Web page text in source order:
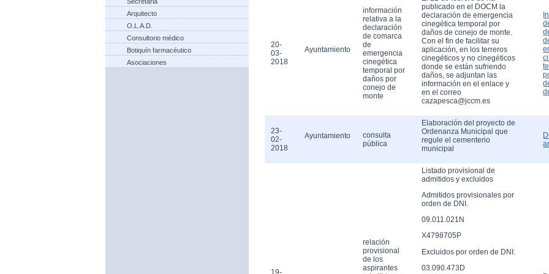
Arquitecto
O.L.A.D.
Consultorio médico
Botiquín farmacéutico
Asociaciones
20-
03-
2018
Ayuntamiento
información
relativa a la
declaración
de comarca
de
emergencia
cinegética
temporal por
daños por
conejo de
monte
publicado en el DOCM la
declaración de emergencia
cinegética temporal por
daños de conejo de monte.
Con el fin de facilitar su
aplicación, en los terreros
cinegéticos y no cinegéticos
donde se están sufriendo
daños, se adjuntan las
información en el enlace y
en el correo
cazapesca@jccm.es
23-
02-
2018
Ayuntamiento
consulta
pública
Elaboración del proyecto de
Ordenanza Municipal que
regule el cementerio
municipal
19-
relación
provisional
de los
aspirantes
Listado provisional de
admitidos y excluidos
Admitidos provisionales por
orden de DNI.
09.011.021N
X4798705P
Excluidos por orden de DNI:
03.090.473D